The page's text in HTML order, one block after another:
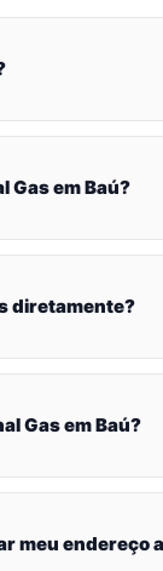
Gas em Baú?
diretamente?
Gas em Baú?
meu endereço